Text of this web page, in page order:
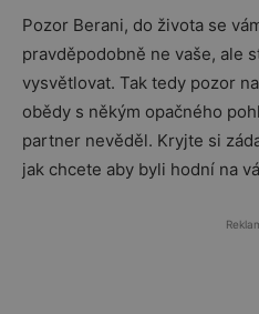
Pozor Berani, do života se
pravděpodobně ne vaše, ale
vysvětlovat. Tak tedy pozor
obědy s někým opačného
partner nevěděl. Kryjte si
jak chcete aby byli hodní na